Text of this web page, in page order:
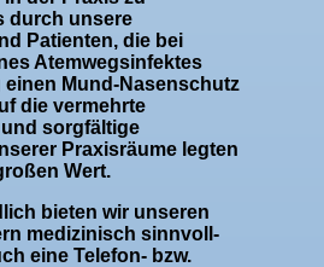
durch unsere
Patienten, die bei
Atemwegsinfektes
Mund-Nasenschutz
die vermehrte
sorgfältige
Praxisräume legten
Wert.
bieten wir unseren
medizinisch sinnvoll-
eine Telefon- bzw.